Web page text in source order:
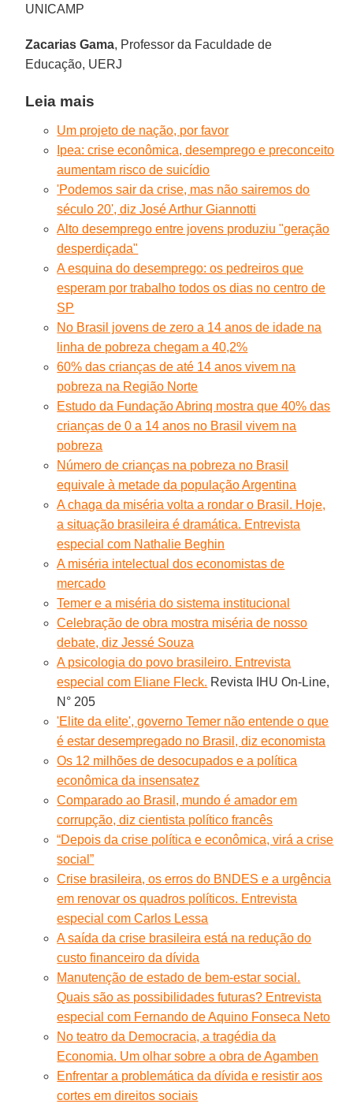
UNICAMP
Zacarias Gama, Professor da Faculdade de
Educação, UERJ
Leia mais
Um projeto de nação, por favor
Ipea: crise econômica, desemprego e preconceito
aumentam risco de suicídio
'Podemos sair da crise, mas não sairemos do
século 20', diz José Arthur Giannotti
Alto desemprego entre jovens produziu "geração
desperdiçada"
A esquina do desemprego: os pedreiros que
esperam por trabalho todos os dias no centro de
SP
No Brasil jovens de zero a 14 anos de idade na
linha de pobreza chegam a 40,2%
60% das crianças de até 14 anos vivem na
pobreza na Região Norte
Estudo da Fundação Abrinq mostra que 40% das
crianças de 0 a 14 anos no Brasil vivem na
pobreza
Número de crianças na pobreza no Brasil
equivale à metade da população Argentina
A chaga da miséria volta a rondar o Brasil. Hoje,
a situação brasileira é dramática. Entrevista
especial com Nathalie Beghin
A miséria intelectual dos economistas de
mercado
Temer e a miséria do sistema institucional
Celebração de obra mostra miséria de nosso
debate, diz Jessé Souza
A psicologia do povo brasileiro. Entrevista
especial com Eliane Fleck. Revista IHU On-Line,
N° 205
'Elite da elite', governo Temer não entende o que
é estar desempregado no Brasil, diz economista
Os 12 milhões de desocupados e a política
econômica da insensatez
Comparado ao Brasil, mundo é amador em
corrupção, diz cientista político francês
“Depois da crise política e econômica, virá a crise
social”
Crise brasileira, os erros do BNDES e a urgência
em renovar os quadros políticos. Entrevista
especial com Carlos Lessa
A saída da crise brasileira está na redução do
custo financeiro da dívida
Manutenção de estado de bem-estar social.
Quais são as possibilidades futuras? Entrevista
especial com Fernando de Aquino Fonseca Neto
No teatro da Democracia, a tragédia da
Economia. Um olhar sobre a obra de Agamben
Enfrentar a problemática da dívida e resistir aos
cortes em direitos sociais